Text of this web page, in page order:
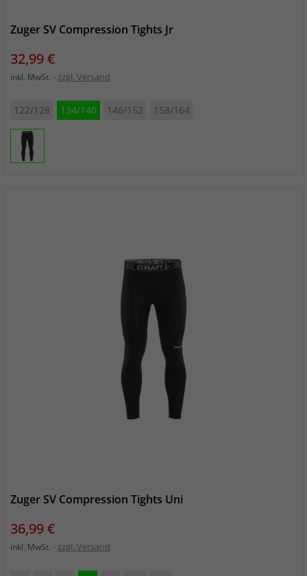
Zuger SV Compression Tights Jr
Preis
32,99 €
inkl. MwSt. zzgl. Versand
122/128 134/140 146/152 158/164
Zuger SV Compression Tights Uni
Preis
36,99 €
inkl. MwSt. zzgl. Versand